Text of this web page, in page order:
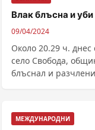
Влак блъсна и
09/04/2024
Около 20.29 ч.
село Свобода,
блъснал и
МЕЖДУНАРОДНИ